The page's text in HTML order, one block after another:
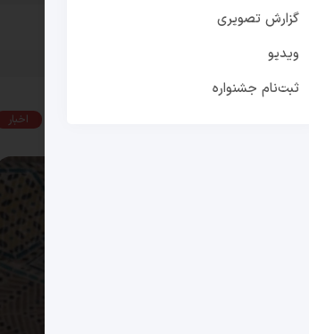
گزارش تصویری
ویدیو
ثبت‌نام جشنواره
اخبار